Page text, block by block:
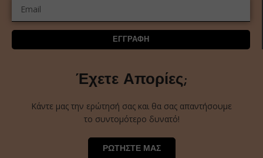
ΕΓΓΡΑΦΗ
Έχετε Απορίες;
Κάντε μας την ερώτησή σας και θα σας απαντήσουμε
το συντομότερο δυνατό!
ΡΩΤΗΣΤΕ ΜΑΣ